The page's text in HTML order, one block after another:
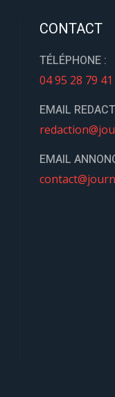
CONTACT
TÉLÉPHONE :
04 95 28 79 41
EMAIL
EMAIL